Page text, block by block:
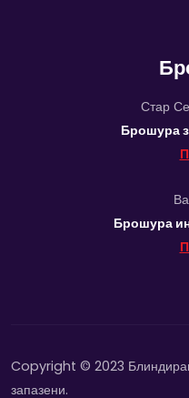
Стар
Брошура
Брошура
Copyright © 2023
запазени.